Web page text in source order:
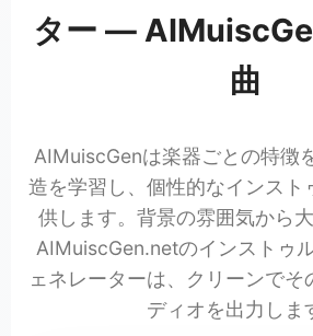
ター —
曲
AIMuiscGenは楽器ごとの特徴
造を学習し、個性的なインスト
供します。背景の雰囲気から
AIMuiscGen.netのインストゥ
ェネレーターは、クリーンでそ
ディオを出力しま